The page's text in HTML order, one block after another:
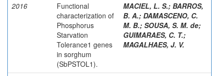
2016
Functional
characterization of
Phosphorus
Starvation
Tolerance1 genes
in sorghum
(SbPSTOL1).
MACIEL, L. S.; BARROS,
B. A.; DAMASCENO, C.
M. B.; SOUSA, S. M. de;
GUIMARAES, C. T.;
MAGALHAES, J. V.